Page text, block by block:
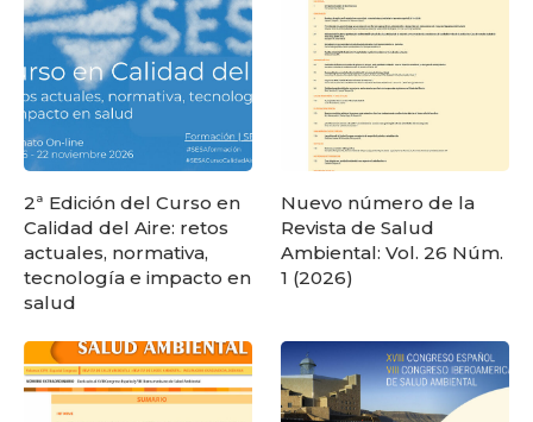
2ª Edición del Curso en
Calidad del Aire: retos
actuales, normativa,
tecnología e impacto en
salud
Nuevo número de la
Revista de Salud
Ambiental: Vol. 26 Núm.
1 (2026)